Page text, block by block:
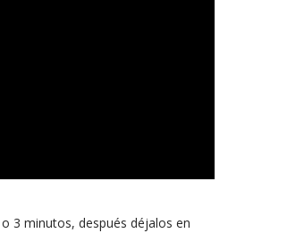
3 minutos, después déjalos en